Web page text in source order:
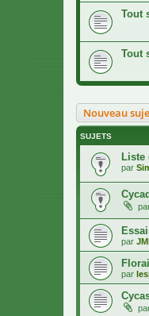
Tout
Tout
Nouveau
SUJETS
Liste
par
par
par